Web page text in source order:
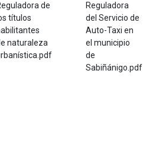
de
títulos
naturaleza
Reguladora
del Servicio de
Auto-Taxi en
el municipio
de
Sabiñánigo.pdf